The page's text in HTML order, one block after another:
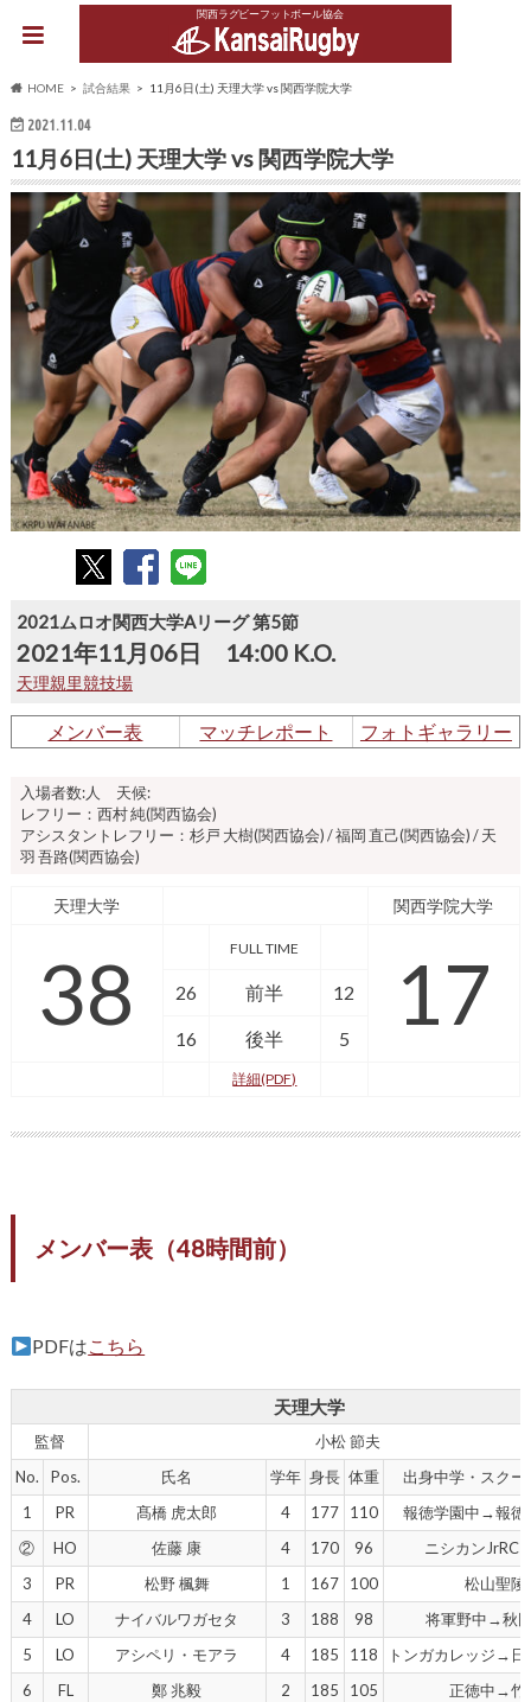
関西ラグビーフットボール協会
HOME 試合結果 11月6日(土) 天理大学 vs 関西学院大学
2021.11.04
11月6日(土) 天理大学 vs 関西学院大学
2021ムロオ関西大学Aリーグ 第5節
2021年11月06日 14:00 K.O.
天理親里競技場
メンバー表 マッチレポート フォトギャラリー
入場者数:人 天候:
レフリー：西村 純(関西協会)
アシスタントレフリー：杉戸 大樹(関西協会) / 福岡 直己(関西協会) / 天
羽 吾路(関西協会)
天理大学 関西学院大学
38 FULL TIME 17
26 前半 12
16 後半 5
詳細(PDF)
メンバー表（48時間前）
PDFはこちら
天理大学
監督
小松 節夫
No.
Pos. 氏名 学年 身長 体重
出身中学・スク
1
PR 髙橋 虎太郎 4 177 110
報徳学園中→報徳
②
HO 佐藤 康 4 170 96
ニシカン
3
PR 松野 楓舞 1 167 100
松山聖陵
4
LO ナイバルワガセタ 3 188 98
将軍野中→秋
5
LO アシペリ・モアラ 4 185 118
トンガカレッジ→日
6
FL 鄭 兆毅 2 185 105
正徳中→竹